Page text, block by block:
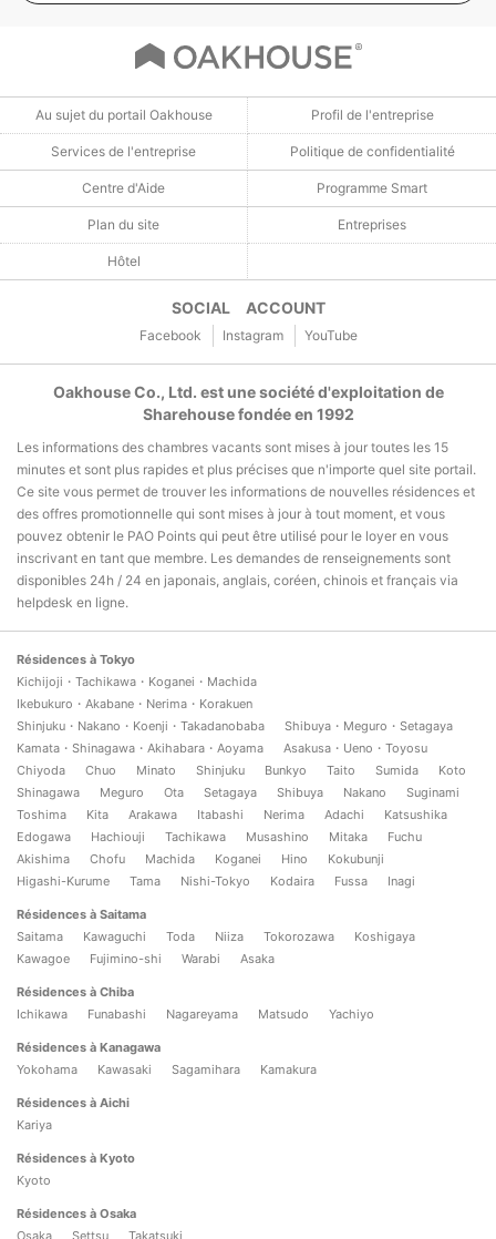
Au sujet du portail Oakhouse Profil de l'entreprise
Services de l'entreprise Politique de confidentialité
Centre d'Aide Programme Smart
Plan du site Entreprises
Hôtel
SOCIAL ACCOUNT
Facebook Instagram YouTube
Oakhouse Co., Ltd. est une société d'exploitation de
Sharehouse fondée en 1992
Les informations des chambres vacants sont mises à jour toutes les 15
minutes et sont plus rapides et plus précises que n'importe quel site portail.
Ce site vous permet de trouver les informations de nouvelles résidences et
des offres promotionnelle qui sont mises à jour à tout moment, et vous
pouvez obtenir le PAO Points qui peut être utilisé pour le loyer en vous
inscrivant en tant que membre. Les demandes de renseignements sont
disponibles 24h / 24 en japonais, anglais, coréen, chinois et français via
helpdesk en ligne.
Résidences à Tokyo
Kichijoji・Tachikawa・Koganei・Machida
Ikebukuro・Akabane・Nerima・Korakuen
Shinjuku・Nakano・Koenji・Takadanobaba
Shibuya・Meguro・Setagaya
Kamata・Shinagawa・Akihabara・Aoyama
Asakusa・Ueno・Toyosu
Chiyoda
Chuo Minato Shinjuku Bunkyo Taito Sumida
Koto
Shinagawa
Meguro Ota Setagaya Shibuya Nakano
Suginami
Toshima
Kita Arakawa Itabashi Nerima Adachi
Katsushika
Edogawa
Hachiouji Tachikawa Musashino Mitaka
Fuchu
Akishima
Chofu Machida Koganei Hino
Kokubunji
Higashi-Kurume
Tama Nishi-Tokyo Kodaira Fussa Inagi
Résidences à Saitama
Saitama
Kawaguchi Toda Niiza Tokorozawa
Koshigaya
Kawagoe
Fujimino-shi Warabi Asaka
Résidences à Chiba
Ichikawa
Funabashi Nagareyama Matsudo Yachiyo
Résidences à Kanagawa
Yokohama
Kawasaki Sagamihara Kamakura
Résidences à Aichi
Kariya
Résidences à Kyoto
Kyoto
Résidences à Osaka
Osaka
Settsu Takatsuki